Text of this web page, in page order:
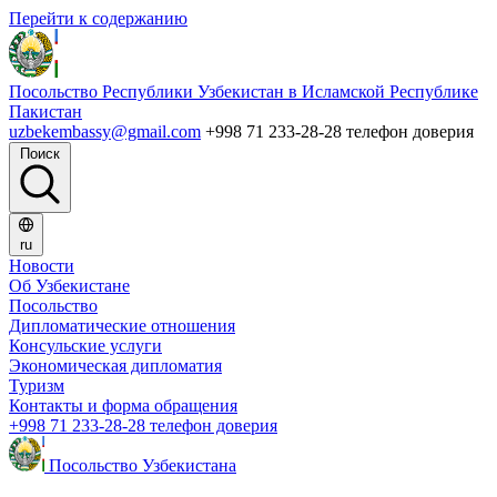
Перейти к содержанию
Посольство Республики Узбекистан в Исламской Республике
Пакистан
uzbekembassy@gmail.com +998 71 233-28-28 телефон доверия
Поиск
ru
Новости
Об Узбекистане
Посольство
Дипломатические отношения
Консульские услуги
Экономическая дипломатия
Туризм
Контакты и форма обращения
+998 71 233-28-28 телефон доверия
Посольство Узбекистана